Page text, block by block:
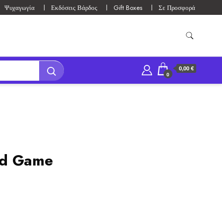
Ψυχαγωγία Εκδόσεις Βάρδος Gift Boxes Σε Προσφορά
0
0,00 €
Game